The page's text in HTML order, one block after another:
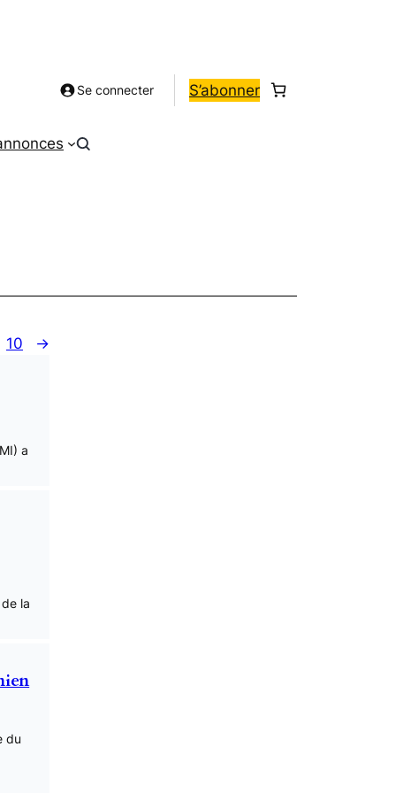
Se connecter S’abonner
10 →
a
la
du